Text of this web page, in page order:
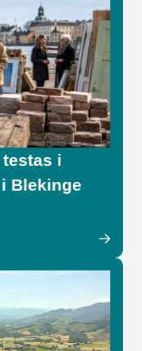
i
Blekinge